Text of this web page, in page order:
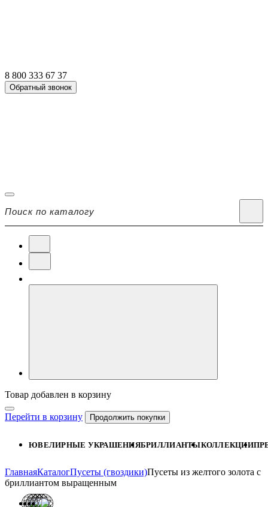
8 800 333 67 37
Обратный звонок
Товар добавлен в корзину
Перейти в корзину Продолжить покупки
ЮВЕЛИРНЫЕ УКРАШЕНИЯБРИЛЛИАНТЫКОЛЛЕКЦИИ
ГлавнаяКаталогПусеты (гвоздики)Пусеты из желтого золота с
бриллиантом выращенным